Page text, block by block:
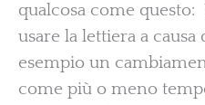
qualcosa come
usare la lettiera a causa
esempio un
come più o meno